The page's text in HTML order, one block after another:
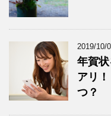
2019/10/
年賀
アリ
つ？